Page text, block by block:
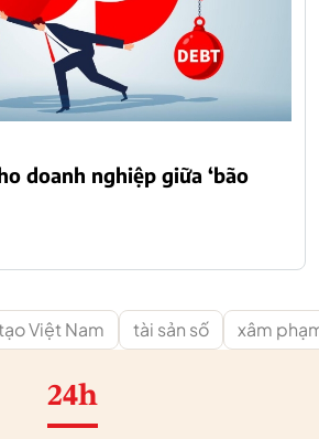
doanh nghiệp giữa ‘bão
Việt Nam tài sản số xâm
24h